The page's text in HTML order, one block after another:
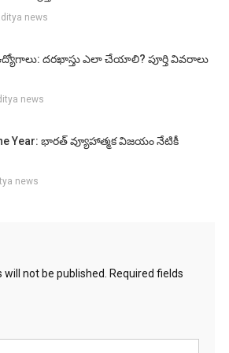
news
ఉద్యోగాలు: దరఖాస్తు ఎలా చేయాలి? పూర్తి వివరాలు
news
Year: భారత్ వ్యూహాత్మక విజయం నేటికీ
news
not be published.
Required fields